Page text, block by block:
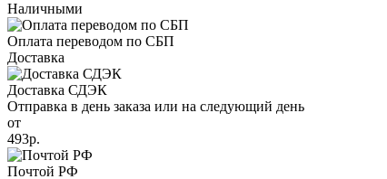
Наличными
Оплата переводом по СБП
Доставка
Доставка СДЭК
Отправка в день заказа или на следующий день
от
493р.
Почтой РФ